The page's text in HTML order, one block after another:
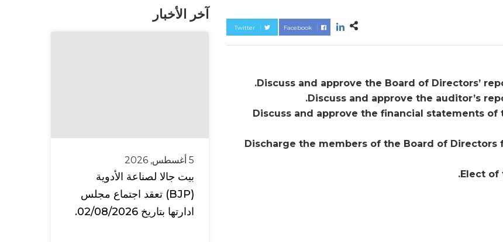
Twitter Facebook
Discuss and approve the Board of Directors’
Discuss and approve the auditor’s
Discuss and approve the financial statements
Discharge the members of the Board of
Elect of
آخر الأخبار
5 أغسطس, 2026
بيت جالا لصناعة الأدوية
(BJP) تعقد اجتماع مجلس
ادارتها بتاريخ 02/08/2026.